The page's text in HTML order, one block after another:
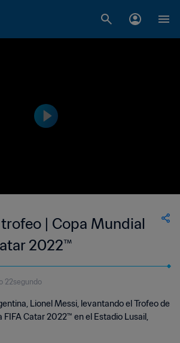
| Copa Mundial
2022™
22segundo
Lionel Messi, levantando el Trofeo de
FIFA Catar 2022™ en el Estadio Lusail,